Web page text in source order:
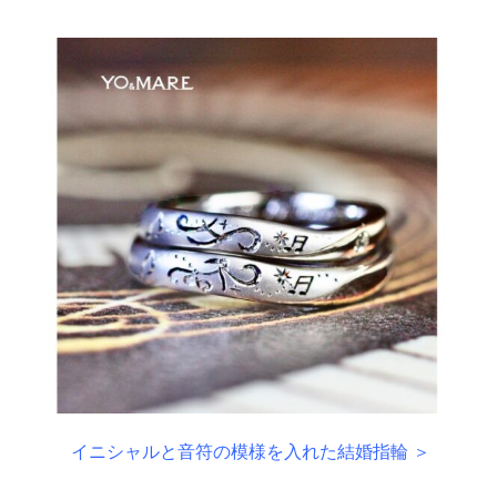
イニシャルと音符の模様を入れた結婚指輪 ＞